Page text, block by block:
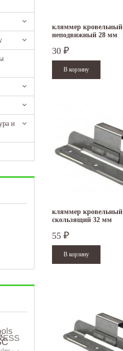
и
кляммер кровельный
неподвижный 28 мм
30 ₽
кляммер кровельный
скользящий 32 мм
55 ₽